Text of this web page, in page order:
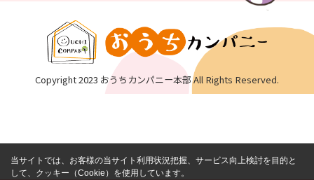
Copyright 2023 おうちカンパニー本部 All Rights Reserved.
当サイトでは、お客様の当サイト利用状況把握、サービス向上検討を目的と
して、クッキー（Cookie）を使用しています。